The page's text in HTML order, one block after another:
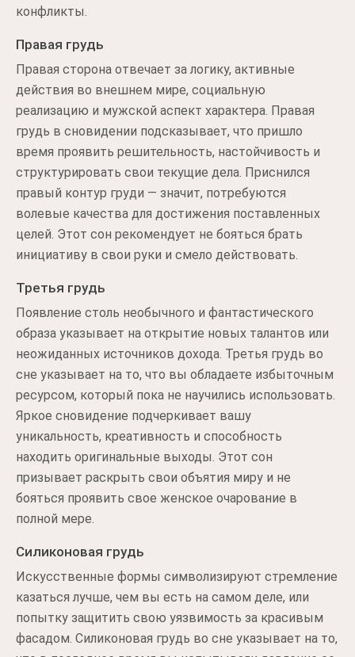
конфликты.
Правая грудь
Правая сторона отвечает за логику, активные
действия во внешнем мире, социальную
реализацию и мужской аспект характера. Правая
грудь в сновидении подсказывает, что пришло
время проявить решительность, настойчивость и
структурировать свои текущие дела. Приснился
правый контур груди — значит, потребуются
волевые качества для достижения поставленных
целей. Этот сон рекомендует не бояться брать
инициативу в свои руки и смело действовать.
Третья грудь
Появление столь необычного и фантастического
образа указывает на открытие новых талантов или
неожиданных источников дохода. Третья грудь во
сне указывает на то, что вы обладаете избыточным
ресурсом, который пока не научились использовать.
Яркое сновидение подчеркивает вашу
уникальность, креативность и способность
находить оригинальные выходы. Этот сон
призывает раскрыть свои объятия миру и не
бояться проявить свое женское очарование в
полной мере.
Силиконовая грудь
Искусственные формы символизируют стремление
казаться лучше, чем вы есть на самом деле, или
попытку защитить свою уязвимость за красивым
фасадом. Силиконовая грудь во сне указывает на то,